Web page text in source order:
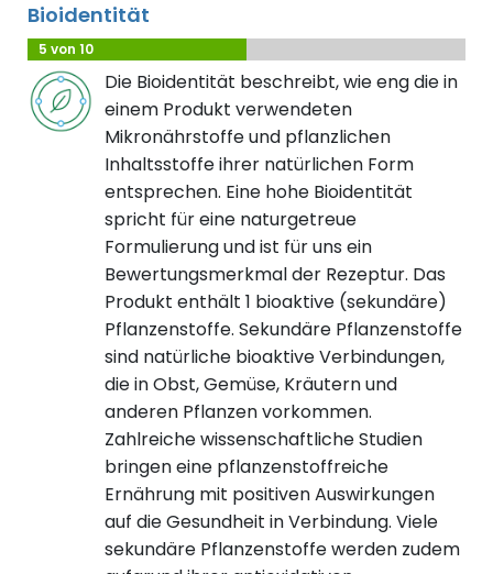
Bioidentität
5 von 10
Die Bioidentität beschreibt, wie eng die in
einem Produkt verwendeten
Mikronährstoffe und pflanzlichen
Inhaltsstoffe ihrer natürlichen Form
entsprechen. Eine hohe Bioidentität
spricht für eine naturgetreue
Formulierung und ist für uns ein
Bewertungsmerkmal der Rezeptur. Das
Produkt enthält 1 bioaktive (sekundäre)
Pflanzenstoffe. Sekundäre Pflanzenstoffe
sind natürliche bioaktive Verbindungen,
die in Obst, Gemüse, Kräutern und
anderen Pflanzen vorkommen.
Zahlreiche wissenschaftliche Studien
bringen eine pflanzenstoffreiche
Ernährung mit positiven Auswirkungen
auf die Gesundheit in Verbindung. Viele
sekundäre Pflanzenstoffe werden zudem